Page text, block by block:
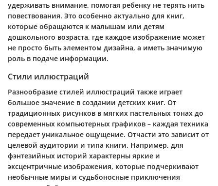
удерживать внимание, помогая ребенку не терять нить
повествования. Это особенно актуально для книг,
которые обращаются к малышам или детям
дошкольного возраста, где каждое изображение может
не просто быть элементом дизайна, а иметь значимую
роль в подаче информации.
Стили иллюстраций
Разнообразие стилей иллюстраций также играет
большое значение в создании детских книг. От
традиционных рисунков в мягких пастельных тонах до
современных компьютерных графиков – каждая техника
передает уникальное ощущение. Отчасти это зависит от
целевой аудитории и типа книги. Например, для
фэнтезийных историй характерны яркие и
эксцентричные изображения, которые подчеркивают
необычные миры и судьбоносные приключения